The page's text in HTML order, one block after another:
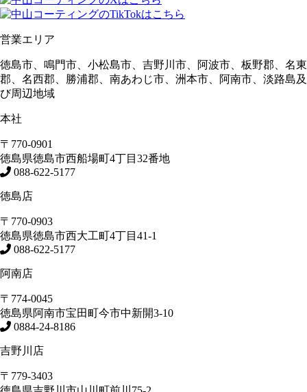
営業エリア
徳島市、鳴門市、小松島市、吉野川市、阿波市、板野郡、名東
郡、名西郡、勝浦郡、南あわじ市、洲本市、阿南市、淡路島及
び周辺地域
本社
〒770-0901
徳島県徳島市西船場町4丁目32番地
088-622-5177
徳島店
〒770-0903
徳島県徳島市西大工町4丁目41-1
088-622-5177
阿南店
〒774-0045
徳島県阿南市宝田町今市中新開3-10
0884-24-8186
吉野川店
〒779-3403